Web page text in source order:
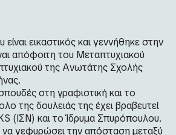
εικαστικός και γεννήθηκε στην
απόφοιτη του Μεταπτυχιακού
της Ανωτάτης Σχολής
στη γραφιστική και το
της δουλειάς της έχει βραβευτεί
(ΙΣΝ) και το Ίδρυμα Σπυρόπουλου.
να γεφυρώσει την απόσταση μεταξύ